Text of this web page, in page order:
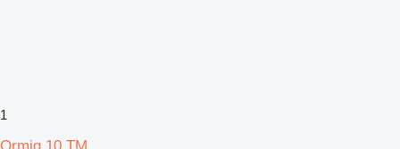
1
Ormig 10 TM